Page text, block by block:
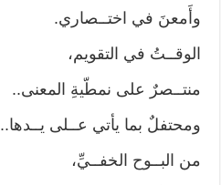
وأَمعنَ في اختــصاري.
الوقــتُ في التقويم،
منتــصرٌ على نمطّيةِ المعنى..
ومحتفلٌ بما يأتي عــلى يــدها..
من البــوح الخفــيِّ،